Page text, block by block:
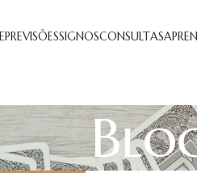
PREVISÕESSIGNOSCONSULTAS